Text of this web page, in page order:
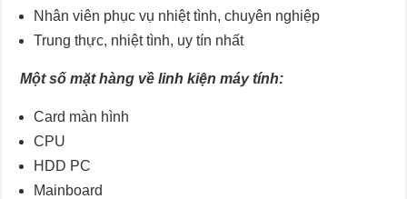
Nhân viên phục vụ nhiệt tình, chuyên nghiệp
Trung thực, nhiệt tình, uy tín nhất
Một số mặt hàng về linh kiện máy tính:
Card màn hình
CPU
HDD PC
Mainboard